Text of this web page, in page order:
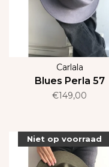
Carlala
Blues Perla 57
€149,00
Niet op voorraad